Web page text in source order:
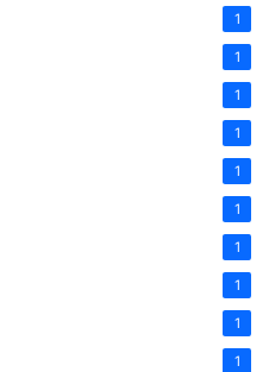
1
1
1
1
1
1
1
1
1
1